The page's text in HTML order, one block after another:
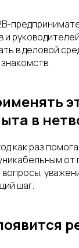
и
в деловой
в
как раз
от
шаг.